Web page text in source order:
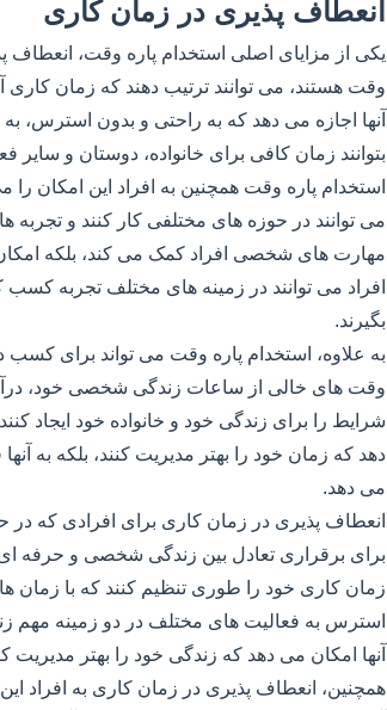
انعطاف پذیری در زمان کاری
یکی از مزایای اصلی استخدام پاره وقت،
وقت هستند، می توانند ترتیب دهند که زمان
آنها اجازه می دهد که به راحتی و بدون
بتوانند زمان کافی برای خانواده، دوستان و سایر
استخدام پاره وقت همچنین به افراد این امکان
می توانند در حوزه های مختلفی کار کنند و تجربه
مهارت های شخصی افراد کمک می کند، بلکه امکان
افراد می توانند در زمینه های مختلف تجربه کسب
بگیرند.
به علاوه، استخدام پاره وقت می تواند برای کسب
وقت های خالی از ساعات زندگی شخصی خود،
شرایط را برای زندگی خود و خانواده خود ایجاد
دهد که زمان خود را بهتر مدیریت کنند، بلکه به
می دهد.
انعطاف پذیری در زمان کاری برای افرادی که
برای برقراری تعادل بین زندگی شخصی و حرفه
زمان کاری خود را طوری تنظیم کنند که با زمان
استرس به فعالیت های مختلف در دو زمینه مهم
آنها امکان می دهد که زندگی خود را بهتر
همچنین، انعطاف پذیری در زمان کاری به افراد